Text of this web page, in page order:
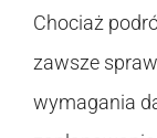
Chociaż
zawsze
wymagania